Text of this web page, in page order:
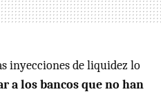
inyecciones de liquidez lo
a los bancos que no han